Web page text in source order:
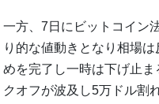
一方、7日にビットコイン
り的な値動きとなり相場
めを完了し一時は下げ止
クオフが波及し5万ドル割